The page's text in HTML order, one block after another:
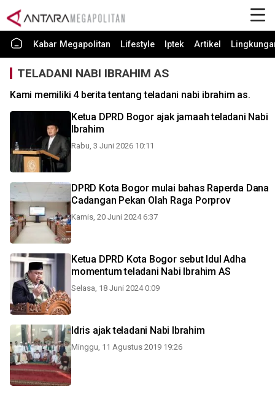
Kabar Megapolitan Lifestyle Iptek Artikel
TELADANI NABI IBRAHIM AS
Kami memiliki 4 berita tentang teladani nabi ibrahim as.
Ketua DPRD Bogor ajak jamaah teladani Nabi
Ibrahim
Rabu, 3 Juni 2026 10:11
DPRD Kota Bogor mulai bahas Raperda Dana
Cadangan Pekan Olah Raga Porprov
Kamis, 20 Juni 2024 6:37
Ketua DPRD Kota Bogor sebut Idul Adha
momentum teladani Nabi Ibrahim AS
Selasa, 18 Juni 2024 0:09
Idris ajak teladani Nabi Ibrahim
Minggu, 11 Agustus 2019 19:26